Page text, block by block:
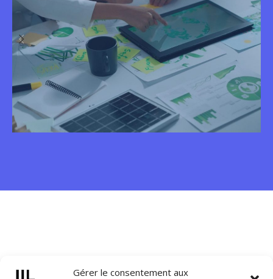
Gérer le consentement aux